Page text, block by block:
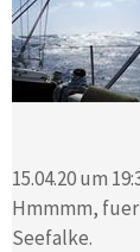
15.04.20 um
Hmmmm,
Seefalke.